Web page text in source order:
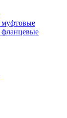
муфтовые